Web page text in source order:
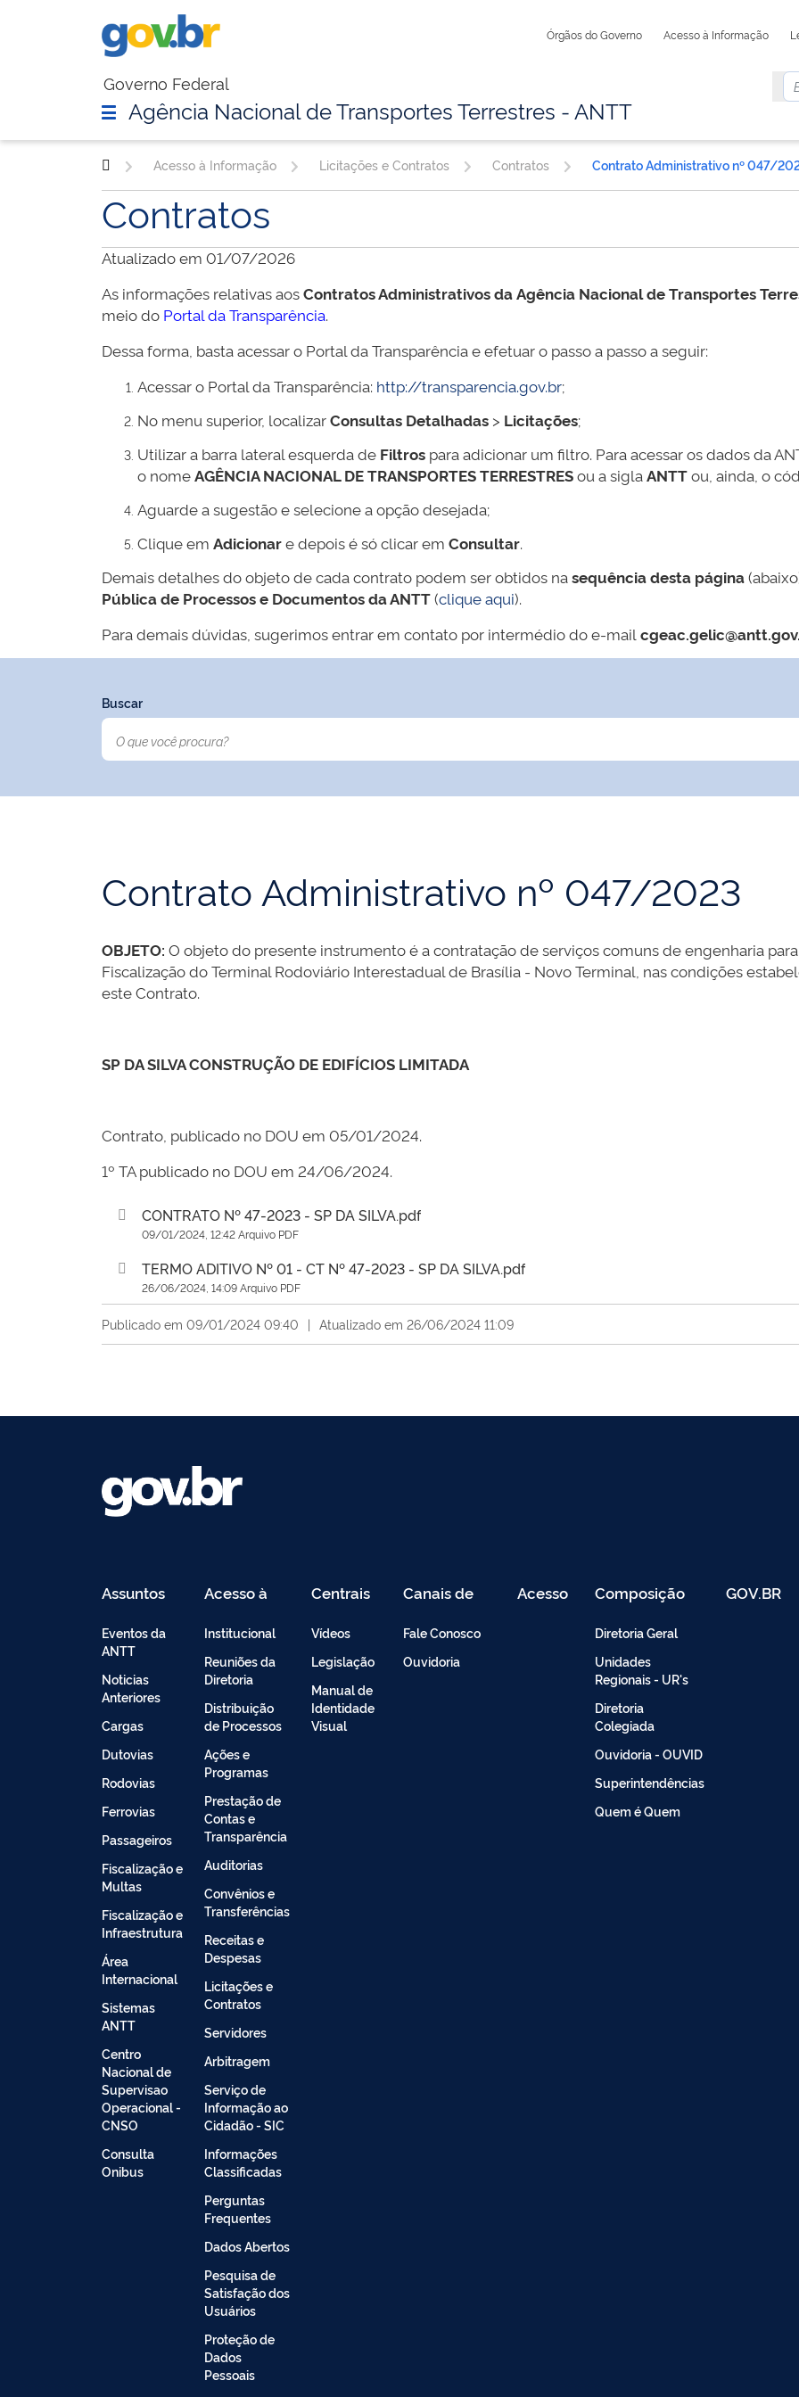
Órgãos do Governo Acesso à Informação
Governo Federal
Agência Nacional de Transportes Terrestres - ANTT
Acesso à Informação Licitações e Contratos Contratos Contrato Administrativo nº 047/
Contratos
Atualizado em 01/07/2026
As informações relativas aosContratos Administrativos daAgência Nacional de Transportes
meio do Portal da Transparência.
Dessa forma, basta acessar o Portal da Transparência e efetuar o passo a passo a seguir:
Acessar o Portal da Transparência: http://transparencia.gov.br;
No menu superior, localizarConsultas Detalhadas > Licitações;
Utilizar a barra lateral esquerda de Filtros para adicionar um filtro. Para acessar os dados da
o nomeAGÊNCIA NACIONAL DE TRANSPORTES TERRESTRESou a siglaANTTou, ainda, o
Aguarde a sugestão e selecione a opção desejada;
Clique em Adicionare depois é só clicar em Consultar.
Demais detalhes do objeto de cada contrato podem ser obtidos nasequência desta página
Pública de Processos e Documentos da ANTT(clique aqui).
Para demais dúvidas, sugerimos entrar em contato por intermédio do e-mail
Buscar
Contrato Administrativo nº 047/2023
OBJETO: O objeto do presente instrumento é a contratação de serviços comuns de engenharia
Fiscalização do Terminal Rodoviário Interestadual de Brasília - Novo Terminal, nas condições
este Contrato.
SP DA SILVA CONSTRUÇÃO DE EDIFÍCIOS LIMITADA
Contrato, publicado no DOU em 05/01/2024.
1º TA publicado no DOU em 24/06/2024.
CONTRATO Nº 47-2023 - SP DA SILVA.pdf
09/01/2024, 12:42 Arquivo PDF
TERMO ADITIVO Nº 01 - CT Nº 47-2023 - SP DA SILVA.pdf
26/06/2024, 14:09 Arquivo PDF
Publicado em 09/01/2024 09:40 | Atualizado em 26/06/2024 11:09
Assuntos
Eventos da
ANTT
Noticias
Anteriores
Cargas
Dutovias
Rodovias
Ferrovias
Passageiros
Fiscalização e
Multas
Fiscalização e
Infraestrutura
Área
Internacional
Sistemas
ANTT
Centro
Nacional de
Supervisao
Operacional -
CNSO
Consulta
Onibus
Acesso à
Institucional
Reuniões da
Diretoria
Distribuição
de Processos
Ações e
Programas
Prestação de
Contas e
Transparência
Auditorias
Convênios e
Transferências
Receitas e
Despesas
Licitações e
Contratos
Servidores
Arbitragem
Serviço de
Informação ao
Cidadão - SIC
Informações
Classificadas
Perguntas
Frequentes
Dados Abertos
Pesquisa de
Satisfação dos
Usuários
Proteção de
Dados
Pessoais
Centrais
Vídeos
Legislação
Manual de
Identidade
Visual
Canais de
Fale Conosco
Ouvidoria
Acesso Composição
Diretoria Geral
Unidades
Regionais - UR's
Diretoria
Colegiada
Ouvidoria - OUVID
Superintendências
Quem é Quem
GOV.BR